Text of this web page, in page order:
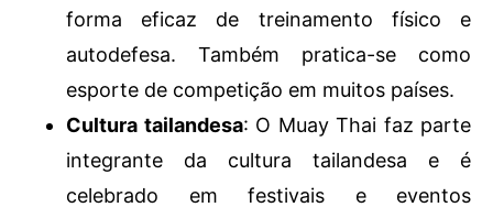
forma eficaz de treinamento físico e
autodefesa. Também pratica-se como
esporte de competição em muitos países.
Cultura tailandesa: O Muay Thai faz parte
integrante da cultura tailandesa e é
celebrado em festivais e eventos